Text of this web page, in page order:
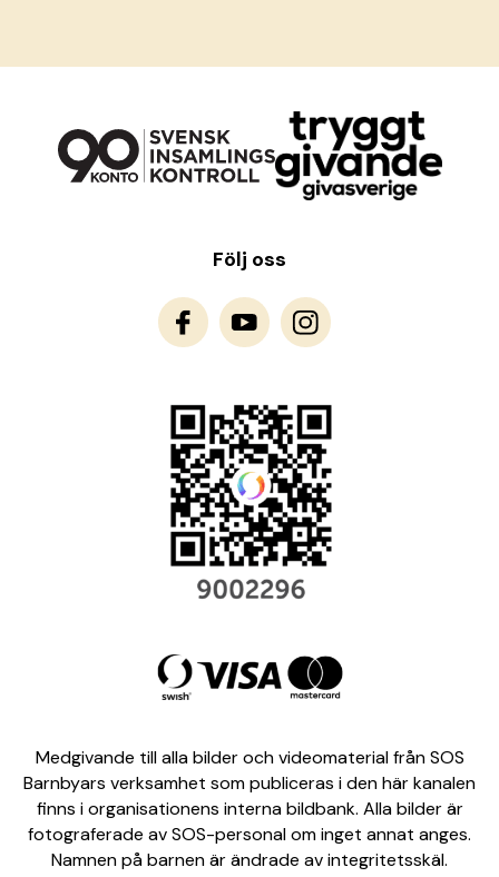
Följ oss
Medgivande till alla bilder och videomaterial från SOS
Barnbyars verksamhet som publiceras i den här kanalen
finns i organisationens interna bildbank. Alla bilder är
fotograferade av SOS-personal om inget annat anges.
Namnen på barnen är ändrade av integritetsskäl.